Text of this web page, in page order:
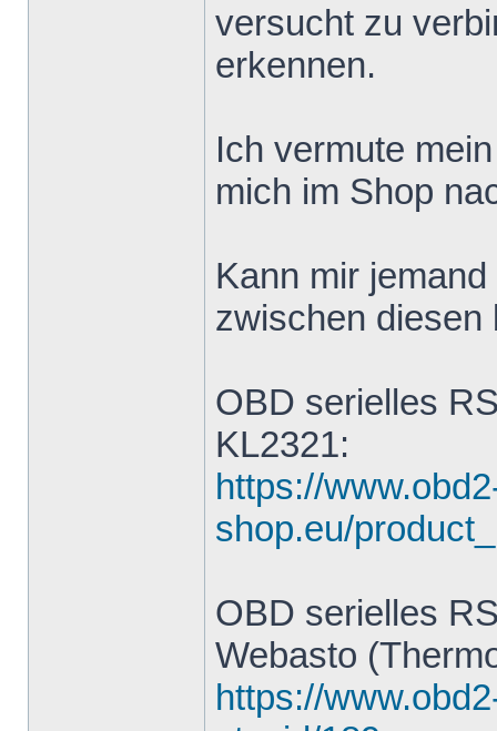
versucht zu
erkennen.
Ich vermute
mich im Shop
Kann mir
zwischen diesen
OBD serielles
KL2321:
https://
shop.eu/
OBD serielles
Webasto
https://